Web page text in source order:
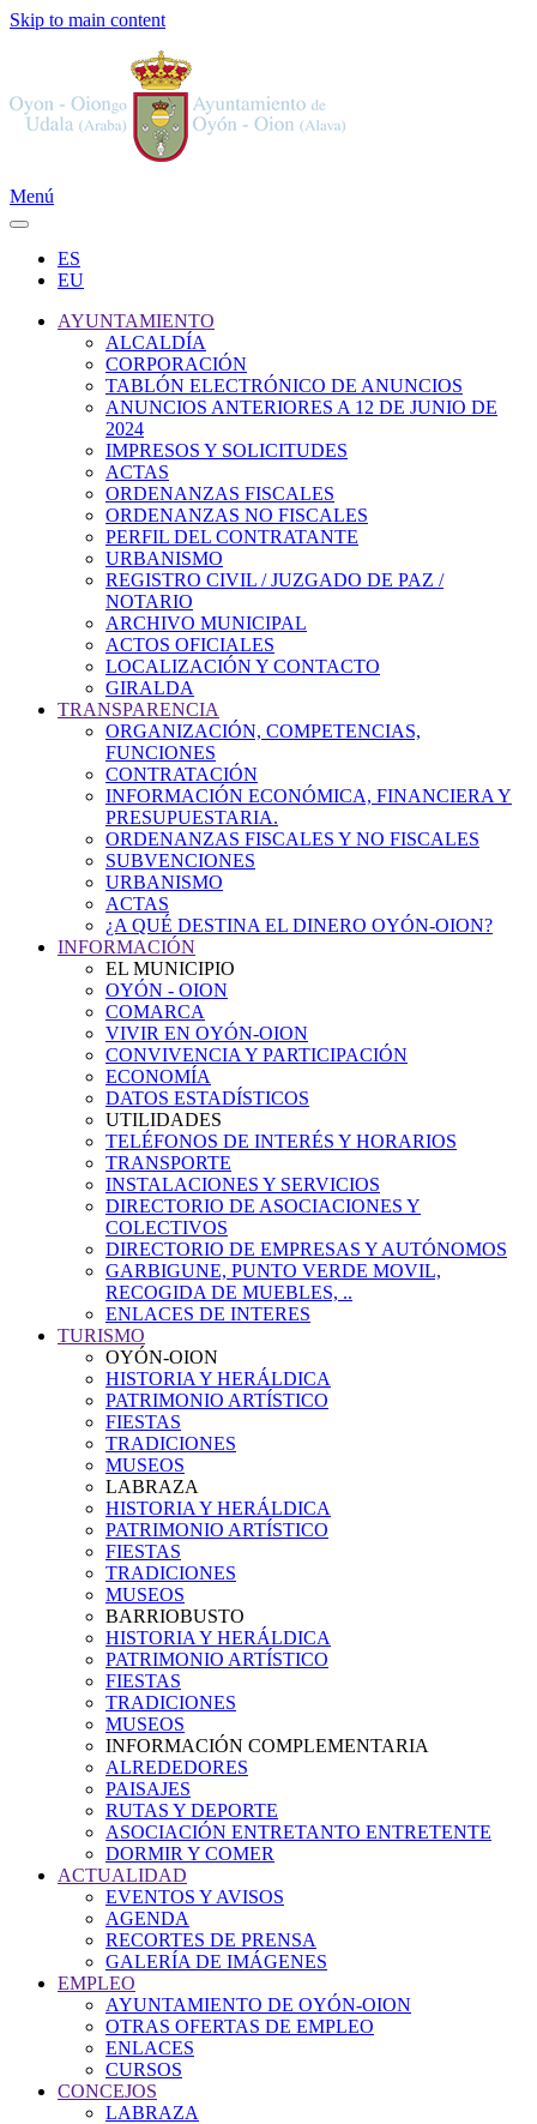
Skip to main content
Menú
ES
EU
AYUNTAMIENTO
ALCALDÍA
CORPORACIÓN
TABLÓN ELECTRÓNICO DE ANUNCIOS
ANUNCIOS ANTERIORES A 12 DE JUNIO DE
2024
IMPRESOS Y SOLICITUDES
ACTAS
ORDENANZAS FISCALES
ORDENANZAS NO FISCALES
PERFIL DEL CONTRATANTE
URBANISMO
REGISTRO CIVIL / JUZGADO DE PAZ /
NOTARIO
ARCHIVO MUNICIPAL
ACTOS OFICIALES
LOCALIZACIÓN Y CONTACTO
GIRALDA
TRANSPARENCIA
ORGANIZACIÓN, COMPETENCIAS,
FUNCIONES
CONTRATACIÓN
INFORMACIÓN ECONÓMICA, FINANCIERA Y
PRESUPUESTARIA.
ORDENANZAS FISCALES Y NO FISCALES
SUBVENCIONES
URBANISMO
ACTAS
¿A QUÉ DESTINA EL DINERO OYÓN-OION?
INFORMACIÓN
EL MUNICIPIO
OYÓN - OION
COMARCA
VIVIR EN OYÓN-OION
CONVIVENCIA Y PARTICIPACIÓN
ECONOMÍA
DATOS ESTADÍSTICOS
UTILIDADES
TELÉFONOS DE INTERÉS Y HORARIOS
TRANSPORTE
INSTALACIONES Y SERVICIOS
DIRECTORIO DE ASOCIACIONES Y
COLECTIVOS
DIRECTORIO DE EMPRESAS Y AUTÓNOMOS
GARBIGUNE, PUNTO VERDE MOVIL,
RECOGIDA DE MUEBLES, ..
ENLACES DE INTERES
TURISMO
OYÓN-OION
HISTORIA Y HERÁLDICA
PATRIMONIO ARTÍSTICO
FIESTAS
TRADICIONES
MUSEOS
LABRAZA
HISTORIA Y HERÁLDICA
PATRIMONIO ARTÍSTICO
FIESTAS
TRADICIONES
MUSEOS
BARRIOBUSTO
HISTORIA Y HERÁLDICA
PATRIMONIO ARTÍSTICO
FIESTAS
TRADICIONES
MUSEOS
INFORMACIÓN COMPLEMENTARIA
ALREDEDORES
PAISAJES
RUTAS Y DEPORTE
ASOCIACIÓN ENTRETANTO ENTRETENTE
DORMIR Y COMER
ACTUALIDAD
EVENTOS Y AVISOS
AGENDA
RECORTES DE PRENSA
GALERÍA DE IMÁGENES
EMPLEO
AYUNTAMIENTO DE OYÓN-OION
OTRAS OFERTAS DE EMPLEO
ENLACES
CURSOS
CONCEJOS
LABRAZA